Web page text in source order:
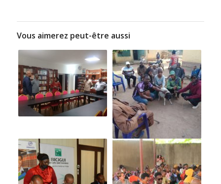
Vous aimerez peut-être aussi